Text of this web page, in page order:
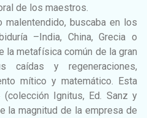
de los maestros.
buscaba en los
–India, China, Grecia o
la metafísica común de la gran
caídas y regeneraciones,
mítico y matemático. Esta
(colección Ignitus, Ed. Sanz y
la magnitud de la empresa de